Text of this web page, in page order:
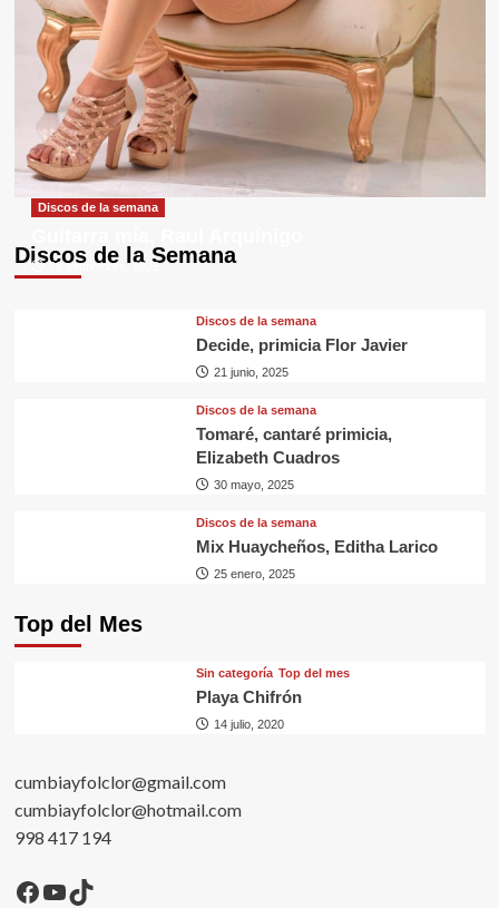
Discos de la Semana
Discos de la semana
29 septiembre, 2025
Discos de la semana
Decide, primicia Flor Javier
21 junio, 2025
Discos de la semana
Tomaré, cantaré primicia,
Elizabeth Cuadros
30 mayo, 2025
Discos de la semana
Mix Huaycheños, Editha Larico
25 enero, 2025
Top del Mes
Sin categorí­a Top del mes
Playa Chifrón
14 julio, 2020
cumbiayfolclor@gmail.com
cumbiayfolclor@hotmail.com
998 417 194
Facebook
YouTube
TikTok